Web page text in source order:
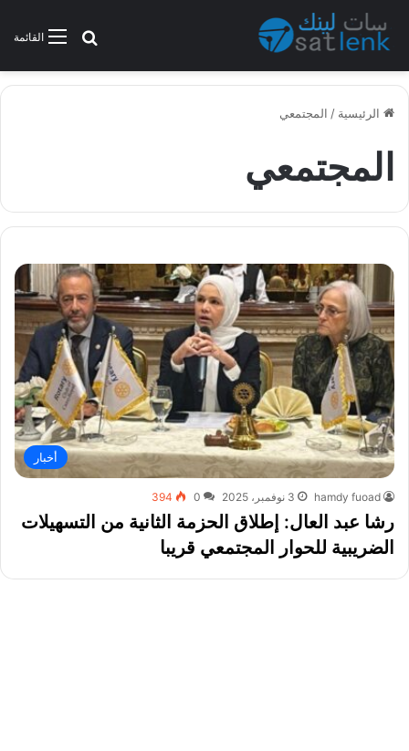
القائمةبحث عن
الرئيسية / المجتمعي
المجتمعي
أخبار
hamdy fuoad 3 نوفمبر، 2025 0
394
رشا عبد العال: إطلاق الحزمة الثانية من التسهيلات
الضريبية للحوار المجتمعي قريبا